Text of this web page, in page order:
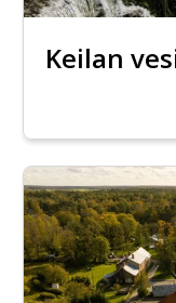
Keilan